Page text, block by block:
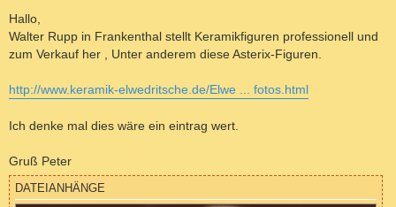
g
Hallo,
Walter Rupp in Frankenthal stellt Keramikfiguren professionell und
zum Verkauf her , Unter anderem diese Asterix-Figuren.
http://www.keramik-elwedritsche.de/Elwe ... fotos.html
Ich denke mal dies wäre ein eintrag wert.
Gruß Peter
DATEIANHÄNGE